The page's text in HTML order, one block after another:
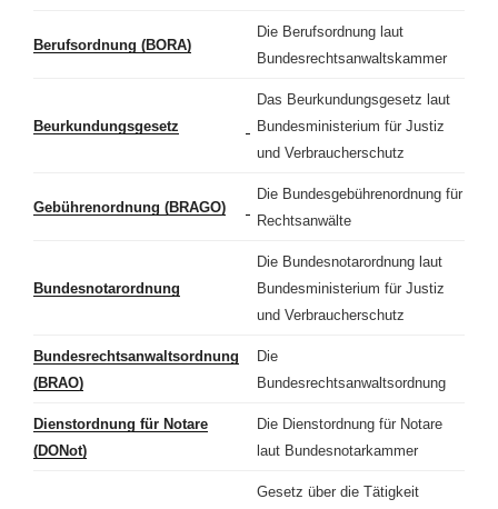
Berufsordnung (BORA)
Die Berufsordnung laut
Bundesrechtsanwaltskammer
Beurkundungsgesetz
Das Beurkundungsgesetz laut
Bundesministerium für Justiz
und Verbraucherschutz
Gebührenordnung (BRAGO)
Die Bundesgebührenordnung für
Rechtsanwälte
Bundesnotarordnung
Die Bundesnotarordnung laut
Bundesministerium für Justiz
und Verbraucherschutz
Bundesrechtsanwaltsordnung
(BRAO)
Die
Bundesrechtsanwaltsordnung
Dienstordnung für Notare
(DONot)
Die Dienstordnung für Notare
laut Bundesnotarkammer
Gesetz über die Tätigkeit